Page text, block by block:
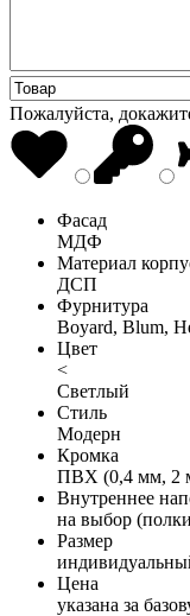
Пожалуйста,
Фасад
МДФ
Материал
ДСП
Фурнитура
Boyard, Blum,
Цвет
<
Светлый
Стиль
Модерн
Кромка
ПВХ (0,4 мм, 2
Внутреннее
на выбор
Размер
Цена
указана за